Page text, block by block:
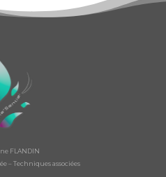
FLANDIN
– Techniques associées